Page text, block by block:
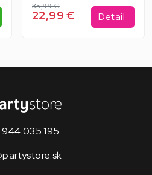
35,99 €
22,99 € Detail
944 035 195